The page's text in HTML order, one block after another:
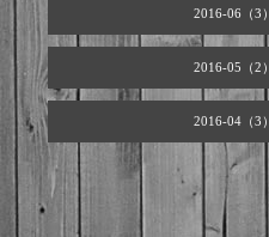
2016-06（3）
2016-05（2）
2016-04（3）